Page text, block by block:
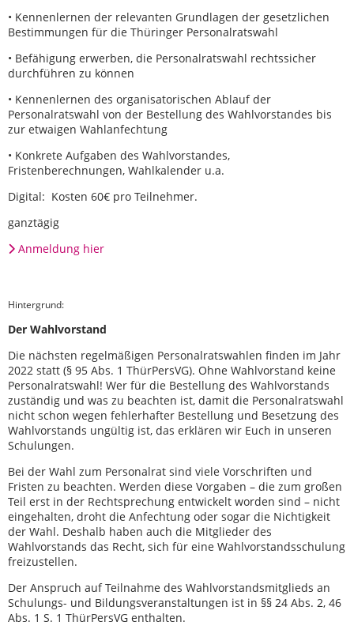
• Kennenlernen der relevanten Grundlagen der gesetzlichen
Bestimmungen für die Thüringer Personalratswahl
• Befähigung erwerben, die Personalratswahl rechtssicher
durchführen zu können
• Kennenlernen des organisatorischen Ablauf der
Personalratswahl von der Bestellung des Wahlvorstandes bis
zur etwaigen Wahlanfechtung
• Konkrete Aufgaben des Wahlvorstandes,
Fristenberechnungen, Wahlkalender u.a.
Digital: Kosten 60€ pro Teilnehmer.
ganztägig
Anmeldung hier
Hintergrund:
Der Wahlvorstand
Die nächsten regelmäßigen Personalratswahlen finden im Jahr
2022 statt (§ 95 Abs. 1 ThürPersVG). Ohne Wahlvorstand keine
Personalratswahl! Wer für die Bestellung des Wahlvorstands
zuständig und was zu beachten ist, damit die Personalratswahl
nicht schon wegen fehlerhafter Bestellung und Besetzung des
Wahlvorstands ungültig ist, das erklären wir Euch in unseren
Schulungen.
Bei der Wahl zum Personalrat sind viele Vorschriften und
Fristen zu beachten. Werden diese Vorgaben – die zum großen
Teil erst in der Rechtsprechung entwickelt worden sind – nicht
eingehalten, droht die Anfechtung oder sogar die Nichtigkeit
der Wahl. Deshalb haben auch die Mitglieder des
Wahlvorstands das Recht, sich für eine Wahlvorstandsschulung
freizustellen.
Der Anspruch auf Teilnahme des Wahlvorstandsmitglieds an
Schulungs- und Bildungsveranstaltungen ist in §§ 24 Abs. 2, 46
Abs. 1 S. 1 ThürPersVG enthalten.